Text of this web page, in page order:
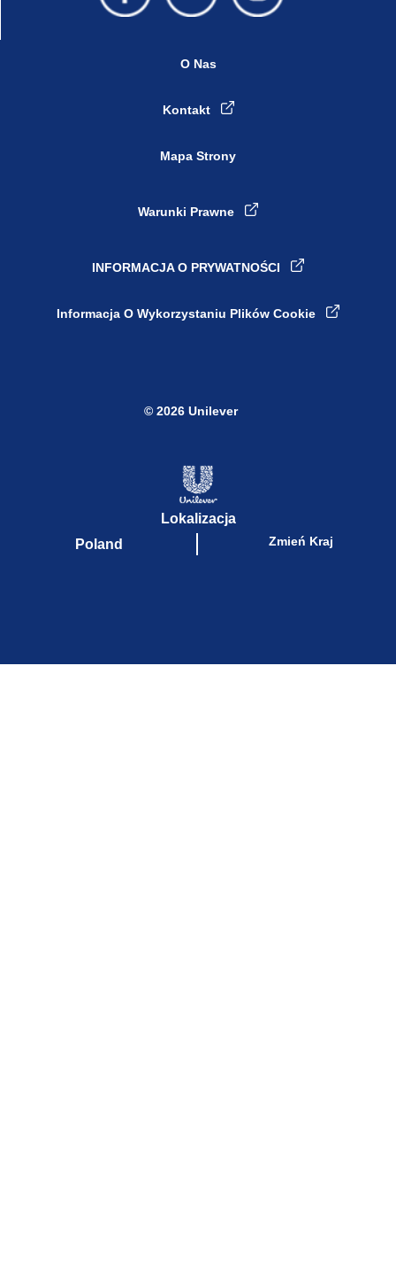
O Nas
Kontakt
Mapa Strony
Warunki Prawne
INFORMACJA O PRYWATNOŚCI
Ustawienia plików cookie